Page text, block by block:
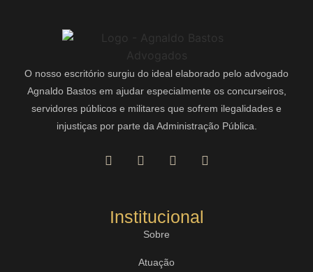
O nosso escritório surgiu do ideal elaborado pelo advogado
Agnaldo Bastos em ajudar especialmente os concurseiros,
servidores públicos e militares que sofrem ilegalidades e
injustiças por parte da Administração Pública.
Institucional
Sobre
Atuação